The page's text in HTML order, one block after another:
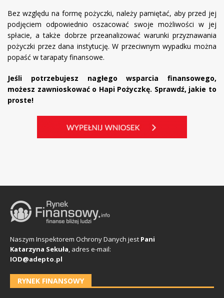
Bez względu na formę pożyczki, należy pamiętać, aby przed jej
podjęciem odpowiednio oszacować swoje możliwości w jej
spłacie, a także dobrze przeanalizować warunki przyznawania
pożyczki przez dana instytucję. W przeciwnym wypadku można
popaść w tarapaty finansowe.
Jeśli potrzebujesz nagłego wsparcia finansowego,
możesz zawnioskować o Hapi Pożyczkę. Sprawdź, jakie to
proste!
Naszym Inspektorem Ochrony Danych jest Pani
Katarzyna Sekuła, adres e-mail:
IOD@adepto.pl
RYNEK FINANSOWY